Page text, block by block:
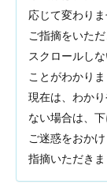
応じて変わり
ご指摘をいた
スクロールし
ことがわかりま
現在は、わか
ない場合は、
ご迷惑をおか
指摘いただき